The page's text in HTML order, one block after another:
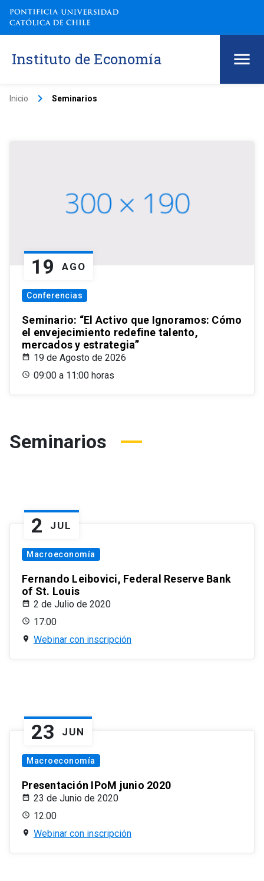
Instituto de Economía
Inicio keyboard_arrow_right Seminarios
19 AGO
Conferencias
Seminario: “El Activo que Ignoramos: Cómo
el envejecimiento redefine talento,
mercados y estrategia”
19 de Agosto de 2026
09:00 a 11:00 horas
Seminarios
2 JUL
Macroeconomía
Fernando Leibovici, Federal Reserve Bank
of St. Louis
2 de Julio de 2020
17:00
Webinar con inscripción
23 JUN
Macroeconomía
Presentación IPoM junio 2020
23 de Junio de 2020
12:00
Webinar con inscripción